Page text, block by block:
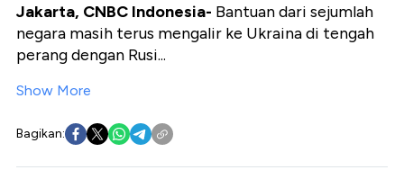
Jakarta, CNBC Indonesia- Bantuan dari sejumlah
negara masih terus mengalir ke Ukraina di tengah
perang dengan Rusi...
Show More
Bagikan: